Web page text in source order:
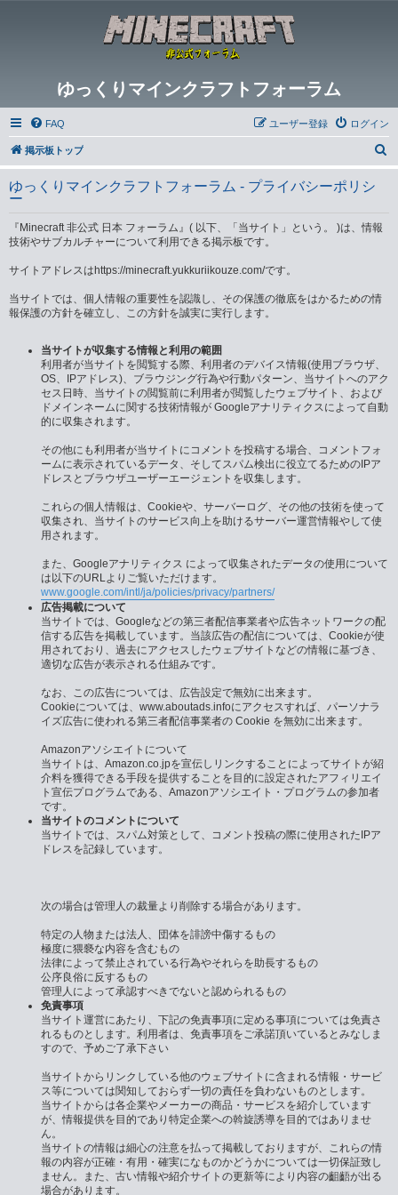
ゆっくりマインクラフトフォーラム
FAQ ログイン
ユーザー登録
掲示板トップ
索
ゆっくりマインクラフトフォーラム - プライバシーポリシ
ー
『Minecraft 非公式 日本 フォーラム』( 以下、「当サイト」という。 )は、情報
技術やサブカルチャーについて利用できる掲示板です。
サイトアドレスはhttps://minecraft.yukkuriikouze.com/です。
当サイトでは、個人情報の重要性を認識し、その保護の徹底をはかるための情
報保護の方針を確立し、この方針を誠実に実行します。
当サイトが収集する情報と利用の範囲
利用者が当サイトを閲覧する際、利用者のデバイス情報(使用ブラウザ、
OS、IPアドレス)、ブラウジング行為や行動パターン、当サイトへのアク
セス日時、当サイトの閲覧前に利用者が閲覧したウェブサイト、および
ドメインネームに関する技術情報が Googleアナリティクスによって自動
的に収集されます。
その他にも利用者が当サイトにコメントを投稿する場合、コメントフォ
ームに表示されているデータ、そしてスパム検出に役立てるためのIPア
ドレスとブラウザユーザーエージェントを収集します。
これらの個人情報は、Cookieや、サーバーログ、その他の技術を使って
収集され、当サイトのサービス向上を助けるサーバー運営情報やして使
用されます。
また、Googleアナリティクス によって収集されたデータの使用について
は以下のURLよりご覧いただけます。
www.google.com/intl/ja/policies/privacy/partners/
広告掲載について
当サイトでは、Googleなどの第三者配信事業者や広告ネットワークの配
信する広告を掲載しています。当該広告の配信については、Cookieが使
用されており、過去にアクセスしたウェブサイトなどの情報に基づき、
適切な広告が表示される仕組みです。
なお、この広告については、広告設定で無効に出来ます。
Cookieについては、www.aboutads.infoにアクセスすれば、パーソナラ
イズ広告に使われる第三者配信事業者の Cookie を無効に出来ます。
Amazonアソシエイトについて
当サイトは、Amazon.co.jpを宣伝しリンクすることによってサイトが紹
介料を獲得できる手段を提供することを目的に設定されたアフィリエイ
ト宣伝プログラムである、Amazonアソシエイト・プログラムの参加者
です。
当サイトのコメントについて
当サイトでは、スパム対策として、コメント投稿の際に使用されたIPア
ドレスを記録しています。
次の場合は管理人の裁量より削除する場合があります。
特定の人物または法人、団体を誹謗中傷するもの
極度に猥褻な内容を含むもの
法律によって禁止されている行為やそれらを助長するもの
公序良俗に反するもの
管理人によって承認すべきでないと認められるもの
免責事項
当サイト運営にあたり、下記の免責事項に定める事項については免責さ
れるものとします。利用者は、免責事項をご承諾頂いているとみなしま
すので、予めご了承下さい
当サイトからリンクしている他のウェブサイトに含まれる情報・サービ
ス等については関知しておらず一切の責任を負わないものとします。
当サイトからは各企業やメーカーの商品・サービスを紹介しています
が、情報提供を目的であり特定企業への斡旋誘導を目的ではありませ
ん。
当サイトの情報は細心の注意を払って掲載しておりますが、これらの情
報の内容が正確・有用・確実になものかどうかについては一切保証致し
ません。また、古い情報や紹介サイトの更新等により内容の齟齬が出る
場合があります。